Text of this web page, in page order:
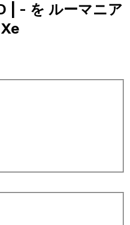
| - を ルーマニア